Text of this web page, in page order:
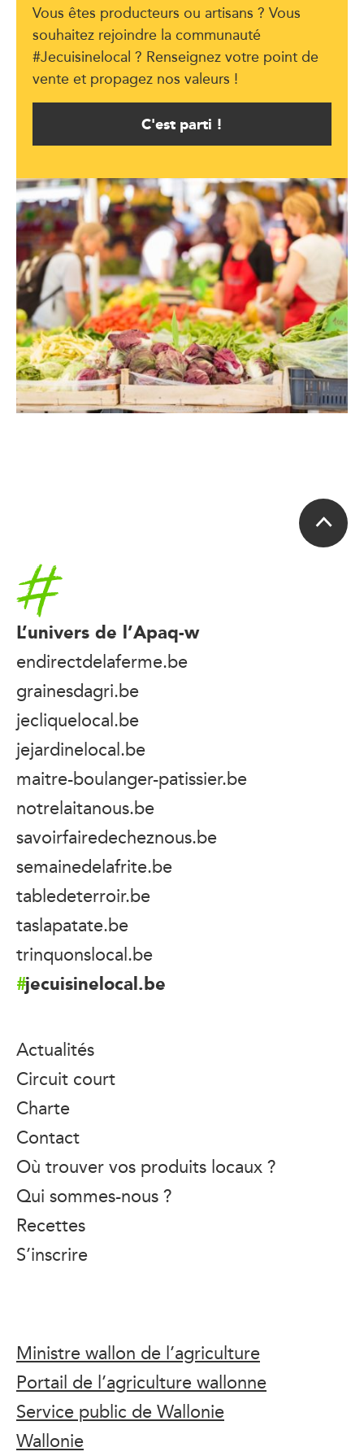
Vous êtes producteurs ou artisans ? Vous
souhaitez rejoindre la communauté
#Jecuisinelocal ? Renseignez votre point de
vente et propagez nos valeurs !
C'est parti !
Accueil
L’univers de l’Apaq-w
endirectdelaferme.be
grainesdagri.be
jecliquelocal.be
jejardinelocal.be
maitre-boulanger-patissier.be
notrelaitanous.be
savoirfairedecheznous.be
semainedelafrite.be
tabledeterroir.be
taslapatate.be
trinquonslocal.be
jecuisinelocal.be
Actualités
Circuit court
Charte
Contact
Où trouver vos produits locaux ?
Qui sommes-nous ?
Recettes
S’inscrire
Ministre wallon de l’agriculture
Portail de l’agriculture wallonne
Service public de Wallonie
Wallonie